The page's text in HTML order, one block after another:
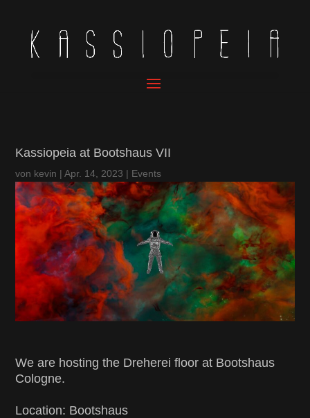
Kassiopeia at Bootshaus VII
von kevin |Apr. 14, 2023 | Events
We are hosting the Dreherei floor at Bootshaus
Cologne.
Location: Bootshaus